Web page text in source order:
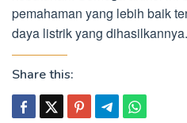
pemahaman yang lebih baik
daya listrik yang dihasilkannya.
Share this: